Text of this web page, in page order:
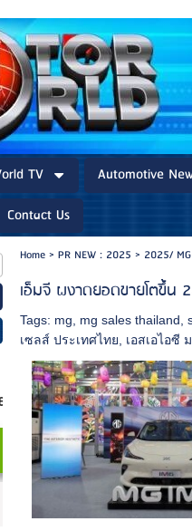
TV Automotive
Contact Us
Home> PR NEW : 2025 > 2025/
เอ็มจี ผงาดยอดขายโตขึ้น
Tags: mg mg sales thailand ,
เซลส์ ประเทศไทย
เอสเอไอซี